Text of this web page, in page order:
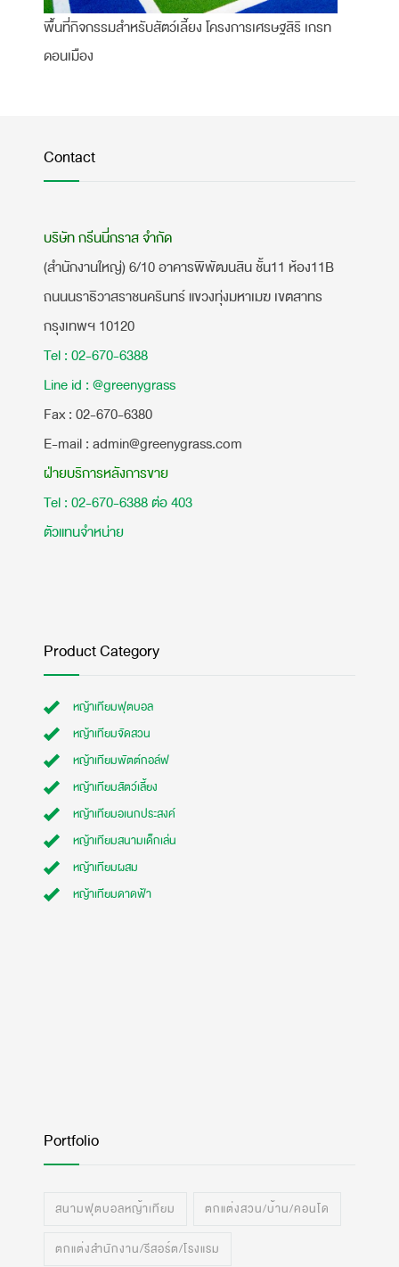
พื้นที่กิจกรรมสำหรับสัตว์เลี้ยง โครงการเศรษฐสิริ เกรท
ดอนเมือง
Contact
บริษัท กรีนนี่กราส จำกัด
(สำนักงานใหญ่) 6/10 อาคารพิพัฒนสิน ชั้น11 ห้อง11B
ถนนนราธิวาสราชนครินทร์ แขวงทุ่งมหาเมฆ เขตสาทร
กรุงเทพฯ 10120
Tel : 02-670-6388
Line id : @greenygrass
​Fax : 02-670-6380
E-mail : admin@greenygrass.com
ฝ่ายบริการหลังการขาย
Tel : 02-670-6388 ต่อ 403
ตัวแทนจำหน่าย
Product Category
หญ้าเทียมฟุตบอล
หญ้าเทียมจัดสวน
หญ้าเทียมพัตต์กอล์ฟ
หญ้าเทียมสัตว์เลี้ยง
หญ้าเทียมอเนกประสงค์
หญ้าเทียมสนามเด็กเล่น
หญ้าเทียมผสม
หญ้าเทียมดาดฟ้า
Portfolio
สนามฟุตบอลหญ้าเทียม ตกแต่งสวน/บ้าน/คอนโด
ตกแต่งสำนักงาน/รีสอร์ต/โรงแรม